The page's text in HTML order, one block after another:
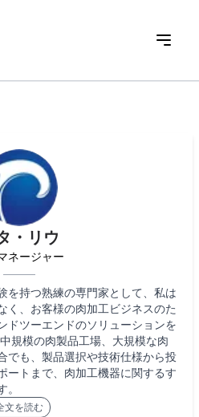
・リウ
ネージャー
を持つ熟練の専門家として、私は
く、お客様の肉加工ビジネスのた
ドツーエンドのソリューションを
規模の肉製品工場、大規模な肉
でも、製品選択や技術仕様から投
ートまで、肉加工機器に関するす
文を読む